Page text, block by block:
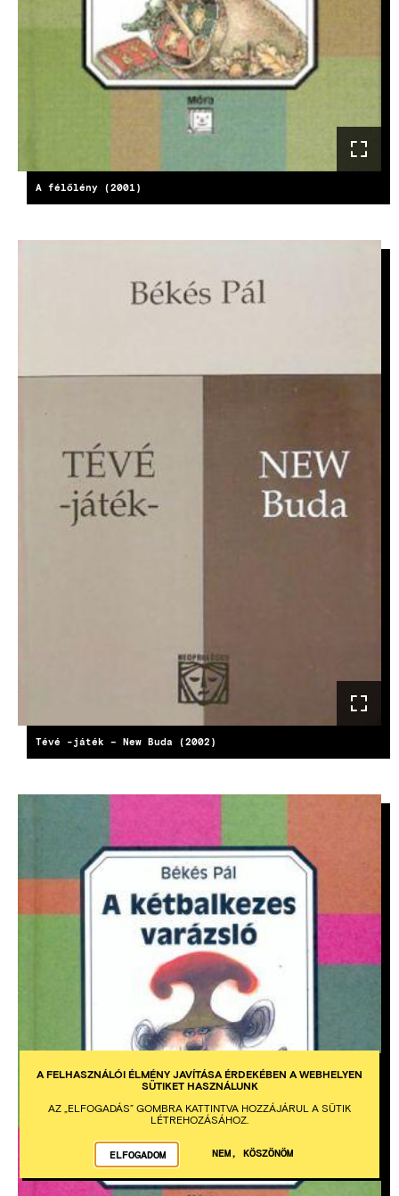
A félőlény (2001)
Tévé -játék – New Buda (2002)
A FELHASZNÁLÓI ÉLMÉNY JAVÍTÁSA ÉRDEKÉBEN A WEBHELYEN
SÜTIKET HASZNÁLUNK
AZ „ELFOGADÁS” GOMBRA KATTINTVA HOZZÁJÁRUL A SÜTIK
LÉTREHOZÁSÁHOZ.
ELFOGADOM NEM, KÖSZÖNÖM